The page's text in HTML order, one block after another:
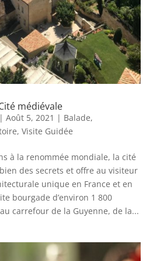
médiévale
| Août 5, 2021 | Balade,
, Visite Guidée
à la renommée mondiale, la cité
des secrets et offre au visiteur
unique en France et en
bourgade d’environ 1 800
carrefour de la Guyenne, de la...